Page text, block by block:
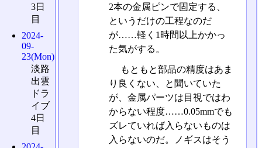
2本の金属ピンで固定する、
というだけの工程なのだ
が……軽く1時間以上かかっ
た気がする。
もともと部品の精度はあま
り良くない、と聞いていた
が、金属パーツは目視ではわ
からない程度……0.05mmでも
ズレていれば入らないものは
入らないのだ。ノギスはそう
3日
目
2024-
09-
23(Mon)
淡路
出雲
ドラ
イブ
4日
目